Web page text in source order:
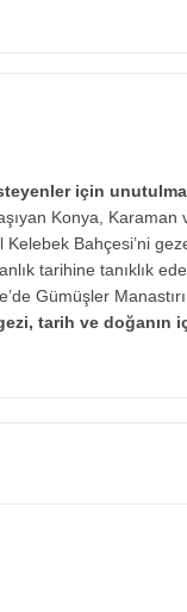
için
Konya,
Kelebek Bahçesi’ni
tarihine tanıklık
Gümüşler
tarih ve doğanın